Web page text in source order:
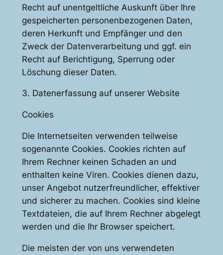
Recht auf unentgeltliche Auskunft über Ihre
gespeicherten personenbezogenen Daten,
deren Herkunft und Empfänger und den
Zweck der Datenverarbeitung und ggf. ein
Recht auf Berichtigung, Sperrung oder
Löschung dieser Daten.
3. Datenerfassung auf unserer Website
Cookies
Die Internetseiten verwenden teilweise
sogenannte Cookies. Cookies richten auf
Ihrem Rechner keinen Schaden an und
enthalten keine Viren. Cookies dienen dazu,
unser Angebot nutzerfreundlicher, effektiver
und sicherer zu machen. Cookies sind kleine
Textdateien, die auf Ihrem Rechner abgelegt
werden und die Ihr Browser speichert.
Die meisten der von uns verwendeten